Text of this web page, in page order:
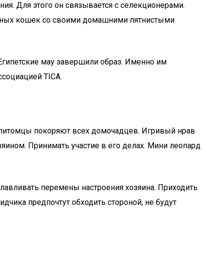
Для этого он связывается с селекционерами.
кошек со своими домашними пятнистыми
мау завершили образ. Именно им
TICA.
покоряют всех домочадцев. Игривый нрав
Принимать участие в его делах. Мини леопард
перемены настроения хозяина. Приходить
предпочтут обходить стороной, не будут